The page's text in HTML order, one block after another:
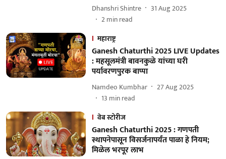
Dhanshri Shintre
31 Aug 2025
2min read
महाराष्ट्र
Ganesh Chaturthi 2025 LIVE Updates
: महसूलमंत्री बावनकुळे यांच्या घरी
पर्यावरणपुरक बाप्पा
Namdeo Kumbhar
27 Aug 2025
13 min read
वेब स्टोरीज
Ganesh Chaturthi 2025 : गणपती
स्थापनेपासून विसर्जनापर्यंत पाळा हे नियम;
मिळेल भरपूर लाभ